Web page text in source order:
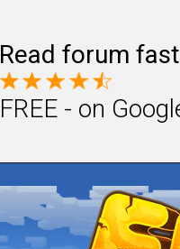
Read forum
FREE - on